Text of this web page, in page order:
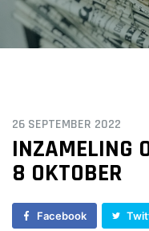
26 SEPTEMBER 2022
INZAMELING
8 OKTOBER
Facebook